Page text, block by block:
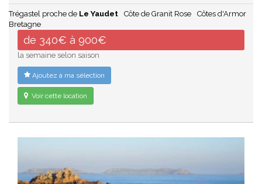
Trégastel proche de Le Yaudet Côte de Granit Rose
Côtes d'Armor
Bretagne
de 340€ à 900€
la semaine selon saison
Ajoutez à ma sélection
Voir cette location